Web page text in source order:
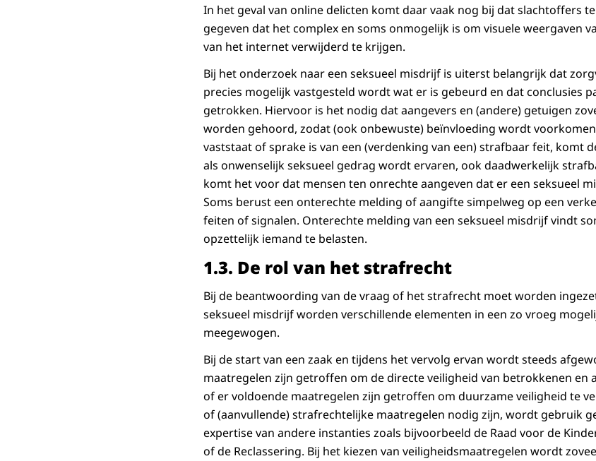
In het geval van online delicten komt daar vaak nog bij dat slachtoffers
gegeven dat het complex en soms onmogelijk is om visuele weergaven
van het internet verwijderd te krijgen.
Bij het onderzoek naar een seksueel misdrijf is uiterst belangrijk dat
precies mogelijk vastgesteld wordt wat er is gebeurd en dat conclusies
getrokken. Hiervoor is het nodig dat aangevers en (andere) getuigen
worden gehoord, zodat (ook onbewuste) beïnvloeding wordt
vaststaat of sprake is van een (verdenking van een) strafbaar feit, komt
als onwenselijk seksueel gedrag wordt ervaren, ook daadwerkelijk
komt het voor dat mensen ten onrechte aangeven dat er een seksueel
Soms berust een onterechte melding of aangifte simpelweg op een
feiten of signalen. Onterechte melding van een seksueel misdrijf vindt
opzettelijk iemand te belasten.
1.3. De rol van het strafrecht
Bij de beantwoording van de vraag of het strafrecht moet worden
seksueel misdrijf worden verschillende elementen in een zo vroeg
meegewogen.
Bij de start van een zaak en tijdens het vervolg ervan wordt steeds
maatregelen zijn getroffen om de directe veiligheid van betrokkenen en
of er voldoende maatregelen zijn getroffen om duurzame veiligheid te
of (aanvullende) strafrechtelijke maatregelen nodig zijn, wordt gebruik
expertise van andere instanties zoals bijvoorbeeld de Raad voor de
of de Reclassering. Bij het kiezen van veiligheidsmaatregelen wordt